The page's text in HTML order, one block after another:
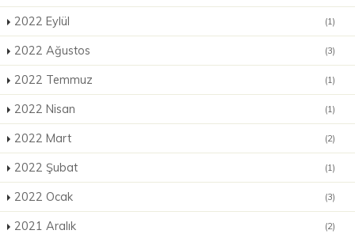
2022 Eylül (1)
2022 Ağustos (3)
2022 Temmuz (1)
2022 Nisan (1)
2022 Mart (2)
2022 Şubat (1)
2022 Ocak (3)
2021 Aralık (2)